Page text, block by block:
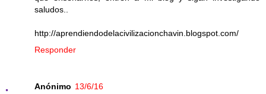
saludos..
http://aprendiendodelacivilizacionchavin.blogspot.com/
Responder
Anónimo 13/6/16